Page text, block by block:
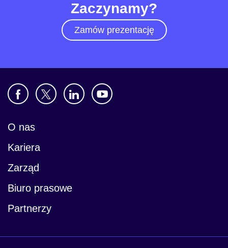
Zaczynamy?
Zamów prezentację
O nas
Kariera
Zarząd
Biuro prasowe
Partnerzy